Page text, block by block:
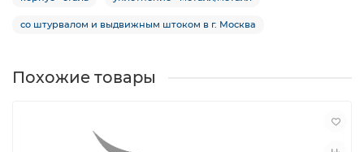
со штурвалом и выдвижным штоком в г. Москва
Похожие товары